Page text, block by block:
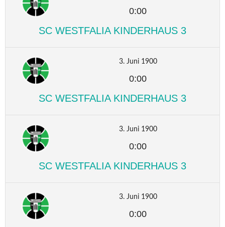
0:00
SC WESTFALIA KINDERHAUS 3
3. Juni 1900
0:00
SC WESTFALIA KINDERHAUS 3
3. Juni 1900
0:00
SC WESTFALIA KINDERHAUS 3
3. Juni 1900
0:00